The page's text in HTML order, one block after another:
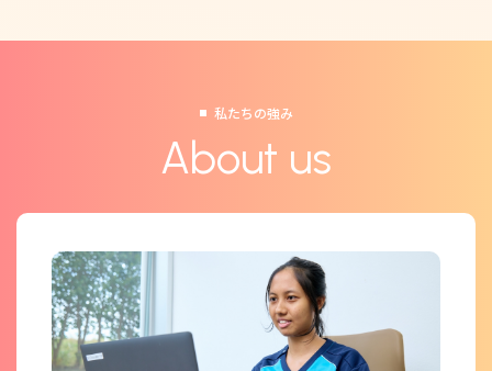
私たちの強み
About us